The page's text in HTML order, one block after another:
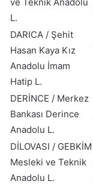
L.
DARICA / Şehit
Hasan Kaya Kız
Anadolu İmam
Hatip L.
DERİNCE / Merkez
Bankası Derince
Anadolu L.
DİLOVASI / GEBKİM
Mesleki ve Teknik
Anadolu L.